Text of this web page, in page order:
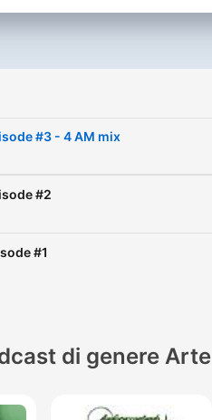
#3 - 4 AM mix
#2
#1
di genere Arte